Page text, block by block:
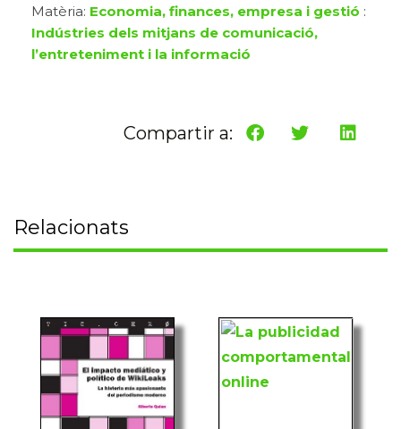
Matèria: Economia, finances, empresa i gestió :
Indústries dels mitjans de comunicació,
l’entreteniment i la informació
Compartir a:
Relacionats